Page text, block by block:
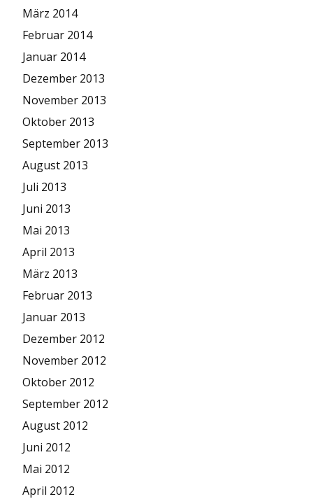
März 2014
Februar 2014
Januar 2014
Dezember 2013
November 2013
Oktober 2013
September 2013
August 2013
Juli 2013
Juni 2013
Mai 2013
April 2013
März 2013
Februar 2013
Januar 2013
Dezember 2012
November 2012
Oktober 2012
September 2012
August 2012
Juni 2012
Mai 2012
April 2012